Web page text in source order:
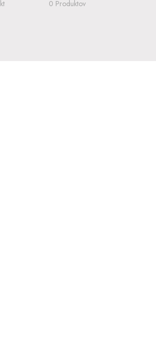
0 Produktov